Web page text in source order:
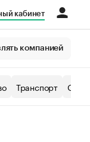
кабинет
компанией
Транспорт